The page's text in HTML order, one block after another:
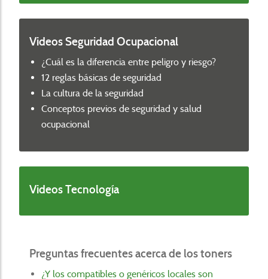
Videos Seguridad Ocupacional
¿Cuál es la diferencia entre peligro y riesgo?
12 reglas básicas de seguridad
La cultura de la seguridad
Conceptos previos de seguridad y salud
ocupacional
Videos Tecnología
Preguntas frecuentes acerca de los toners
¿Y los compatibles o genéricos locales son